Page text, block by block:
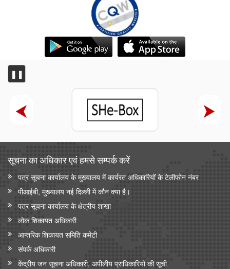
❚❚
सूचना का अधिकार एवं हमसे सम्‍पर्क करें
पत्र सूचना कार्यालय के मुख्यालय में कार्यरत अधिकारियों के टेलीफोन नंबर
पीआईबी, मुख्यालय नई दिल्ली में कौन क्या है।
पत्र सूचना कार्यालय के क्षेत्रीय शाखा
लोक शिकायत अधिकारी
आन्‍तरिक शिकायत समिति कमेटी
संपर्क अधिकारी
केंद्रीय जन सूचना अधिकारी, अपीलीय प्राधिकारियों की सूची